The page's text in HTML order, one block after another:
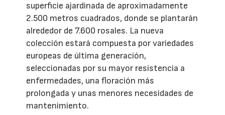
superficie ajardinada de aproximadamente
2.500 metros cuadrados, donde se plantarán
alrededor de 7.600 rosales. La nueva
colección estará compuesta por variedades
europeas de última generación,
seleccionadas por su mayor resistencia a
enfermedades, una floración más
prolongada y unas menores necesidades de
mantenimiento.